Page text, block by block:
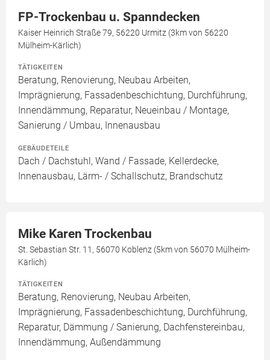
FP-Trockenbau u. Spanndecken
Kaiser Heinrich Straße 79, 56220 Urmitz (3km von 56220
Mülheim-Kärlich)
TÄTIGKEITEN
Beratung, Renovierung, Neubau Arbeiten,
Imprägnierung, Fassadenbeschichtung, Durchführung,
Innendämmung, Reparatur, Neueinbau / Montage,
Sanierung / Umbau, Innenausbau
GEBÄUDETEILE
Dach / Dachstuhl, Wand / Fassade, Kellerdecke,
Innenausbau, Lärm- / Schallschutz, Brandschutz
Mike Karen Trockenbau
St. Sebastian Str. 11, 56070 Koblenz (5km von 56070 Mülheim-
Kärlich)
TÄTIGKEITEN
Beratung, Renovierung, Neubau Arbeiten,
Imprägnierung, Fassadenbeschichtung, Durchführung,
Reparatur, Dämmung / Sanierung, Dachfenstereinbau,
Innendämmung, Außendämmung